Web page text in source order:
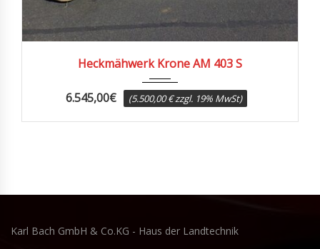
Heckmähwerk Krone AM 403 S
6.545,00€ (5.500,00 € zzgl. 19% MwSt)
Karl Bach GmbH & Co.KG - Haus der Landtechnik